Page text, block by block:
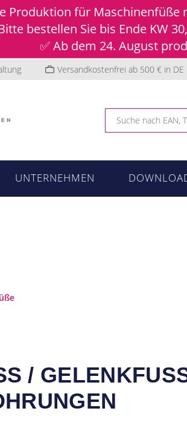
Produktion für Maschinenfüße
bestellen Sie bis Ende KW
✅ Ab dem 24. August
Versandkostenfrei ab 500 € in DE
UNTERNEHMEN
/ GELENKFUSS